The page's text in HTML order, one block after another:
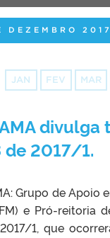
DEZEMBRO 2017
JAN FEV MAR
2017/1.
Grupo de
e Pró-reitoria
1, que